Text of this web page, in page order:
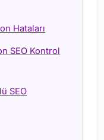
Hataları
SEO Kontrol
SEO